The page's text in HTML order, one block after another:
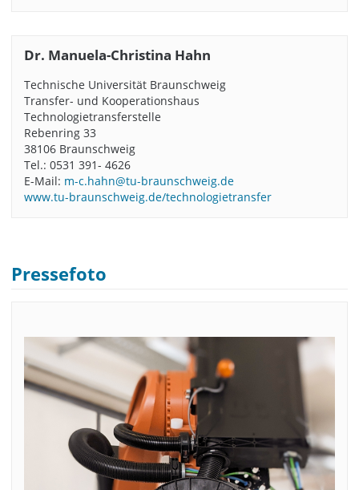
Dr. Manuela-Christina Hahn
Technische Universität Braunschweig
Transfer- und Kooperationshaus
Technologietransferstelle
Rebenring 33
38106 Braunschweig
Tel.: 0531 391- 4626
E-Mail: m-c.hahn@tu-braunschweig.de
www.tu-braunschweig.de/technologietransfer
Pressefoto